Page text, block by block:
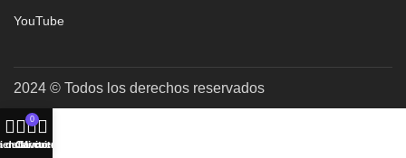
YouTube
2024 © Todos los derechos reservados
de favoritos
0
Carrito
Mi cuenta